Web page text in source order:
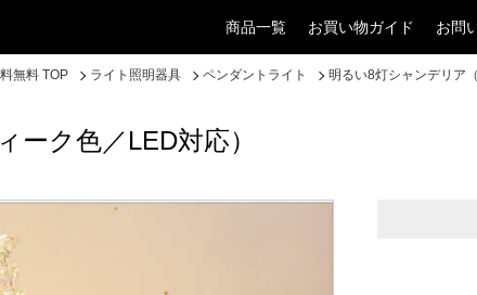
商品一覧 お買い物ガイド お問
無料 TOP ライト照明器具 ペンダントライト 明るい8灯シャンデリア
ク色／LED対応）